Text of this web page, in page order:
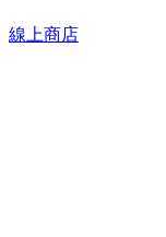
線上商店